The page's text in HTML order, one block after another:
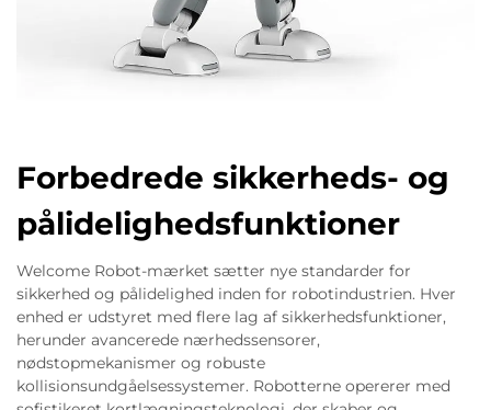
Forbedrede sikkerheds- og
pålidelighedsfunktioner
Welcome Robot-mærket sætter nye standarder for
sikkerhed og pålidelighed inden for robotindustrien. Hver
enhed er udstyret med flere lag af sikkerhedsfunktioner,
herunder avancerede nærhedssensorer,
nødstopmekanismer og robuste
kollisionsundgåelsessystemer. Robotterne opererer med